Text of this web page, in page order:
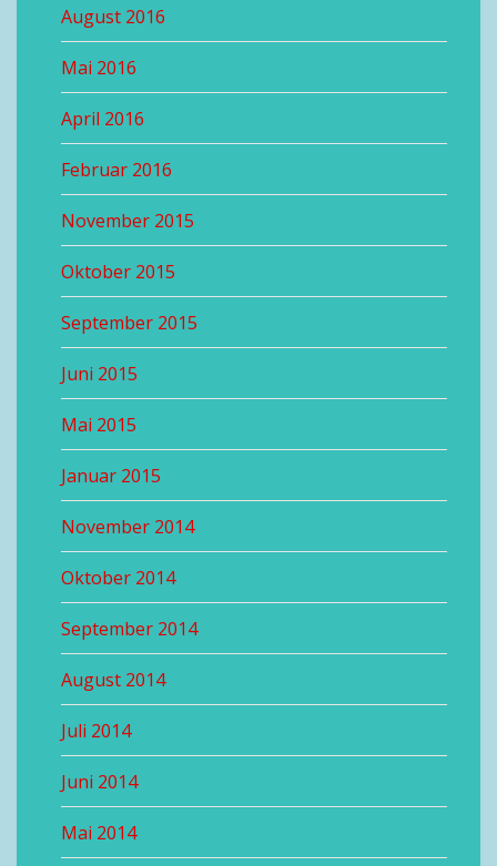
August 2016
Mai 2016
April 2016
Februar 2016
November 2015
Oktober 2015
September 2015
Juni 2015
Mai 2015
Januar 2015
November 2014
Oktober 2014
September 2014
August 2014
Juli 2014
Juni 2014
Mai 2014